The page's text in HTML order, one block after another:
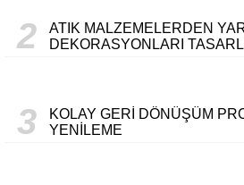
2
ATIK MALZEMELERDEN
DEKORASYONLARI
3
KOLAY GERI DÖNÜŞÜM
YENILEME